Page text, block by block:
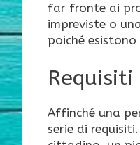
far fronte ai
impreviste o
poiché
Affinché una
serie di